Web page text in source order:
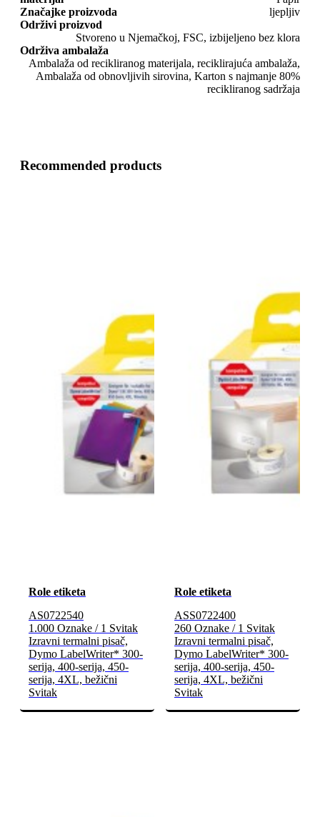
Značajke proizvoda
ljepljiv
Održivi proizvod
Stvoreno u Njemačkoj, FSC, izbijeljeno bez klora
Održiva ambalaža
Ambalaža od recikliranog materijala, reciklirajuća ambalaža,
Ambalaža od obnovljivih sirovina, Karton s najmanje 80%
recikliranog sadržaja
Recommended products
Role etiketa
AS0722540
1.000 Oznake / 1 Svitak
Izravni termalni pisač,
Dymo LabelWriter* 300-
serija, 400-serija, 450-
serija, 4XL, bežični
Svitak
Role etiketa
ASS0722400
260 Oznake / 1 Svitak
Izravni termalni pisač,
Dymo LabelWriter* 300-
serija, 400-serija, 450-
serija, 4XL, bežični
Svitak